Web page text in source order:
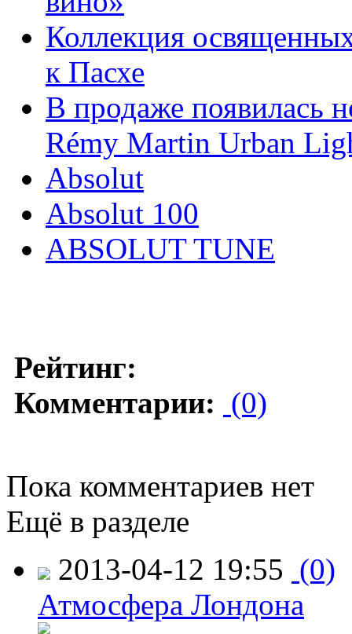
Коллекция
к Пасхе
В продаже появилась
Rémy Martin Urban
Absolut
Absolut 100
ABSOLUT TUNE
Рейтинг:
Комментарии: (0)
Пока комментариев нет
Ещё в разделе
2013-04-12 19:55 (0)
Атмосфера Лондона